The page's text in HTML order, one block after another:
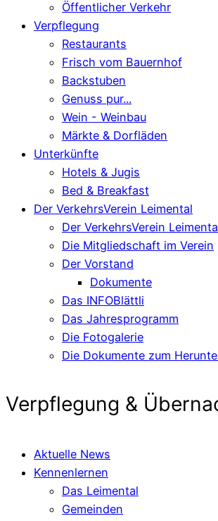
Öffentlicher Verkehr
Verpflegung
Restaurants
Frisch vom Bauernhof
Backstuben
Genuss pur...
Wein - Weinbau
Märkte & Dorfläden
Unterkünfte
Hotels & Jugis
Bed & Breakfast
Der VerkehrsVerein Leimental
Der VerkehrsVerein
Die Mitgliedschaft im Verein
Der Vorstand
Dokumente
Das INFOBlättli
Das Jahresprogramm
Die Fotogalerie
Die Dokumente zum
Verpflegung &
Aktuelle News
Kennenlernen
Das Leimental
Gemeinden